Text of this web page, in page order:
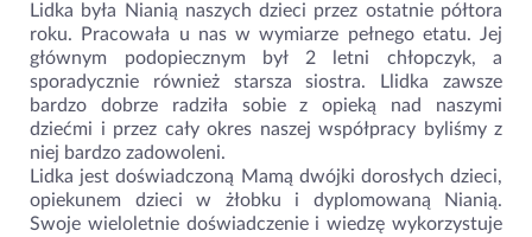
Lidka była Nianią naszych dzieci przez ostatnie półtora
roku. Pracowała u nas w wymiarze pełnego etatu. Jej
głównym podopiecznym był 2 letni chłopczyk, a
sporadycznie również starsza siostra. Llidka zawsze
bardzo dobrze radziła sobie z opieką nad naszymi
dziećmi i przez cały okres naszej współpracy byliśmy z
niej bardzo zadowoleni.
Lidka jest doświadczoną Mamą dwójki dorosłych dzieci,
opiekunem dzieci w żłobku i dyplomowaną Nianią.
Swoje wieloletnie doświadczenie i wiedzę wykorzystuje